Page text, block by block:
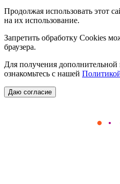
Продолжая использовать этот
на их использование.
Запретить обработку Cookies
браузера.
Для получения
ознакомьтесь с нашей
Даю согласие